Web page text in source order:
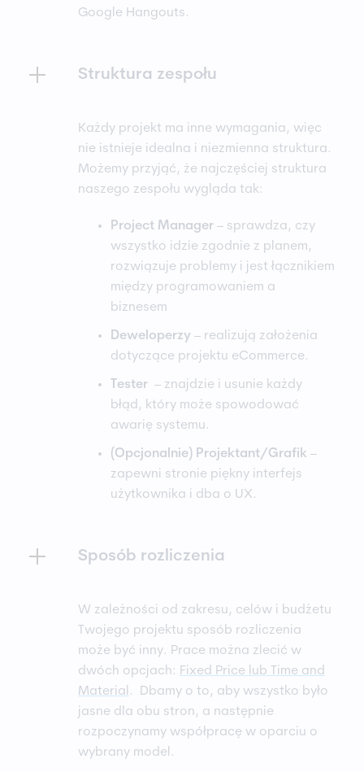
Google Hangouts.
Struktura zespołu
Każdy projekt ma inne wymagania, więc
nie istnieje idealna i niezmienna struktura.
Możemy przyjąć, że najczęściej struktura
naszego zespołu wygląda tak:
Project Manager – sprawdza, czy
wszystko idzie zgodnie z planem,
rozwiązuje problemy i jest łącznikiem
między programowaniem a
biznesem
Deweloperzy – realizują założenia
dotyczące projektu eCommerce.
Tester – znajdzie i usunie każdy
błąd, który może spowodować
awarię systemu.
(Opcjonalnie) Projektant/Grafik –
zapewni stronie piękny interfejs
użytkownika i dba o UX.
Sposób rozliczenia
W zależności od zakresu, celów i budżetu
Twojego projektu sposób rozliczenia
może być inny. Prace można zlecić w
dwóch opcjach: Fixed Price lub Time and
Material . Dbamy o to, aby wszystko było
jasne dla obu stron, a następnie
rozpoczynamy współpracę w oparciu o
wybrany model.